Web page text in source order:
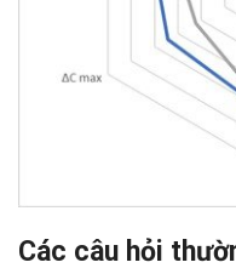
Các câu hỏi